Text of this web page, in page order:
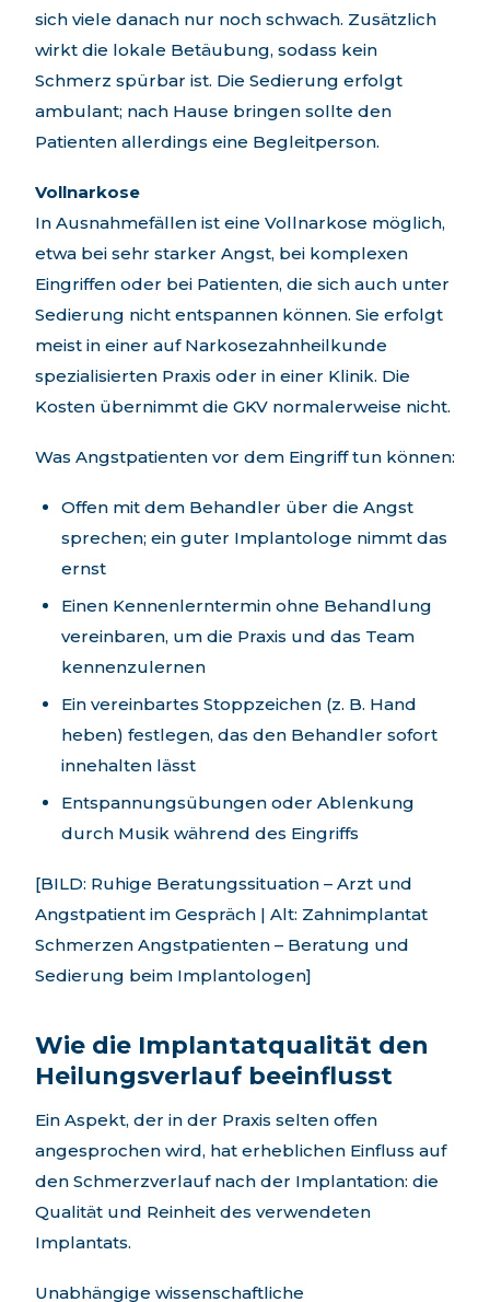
sich viele danach nur noch schwach. Zusätzlich
wirkt die lokale Betäubung, sodass kein
Schmerz spürbar ist. Die Sedierung erfolgt
ambulant; nach Hause bringen sollte den
Patienten allerdings eine Begleitperson.
Vollnarkose
In Ausnahmefällen ist eine Vollnarkose möglich,
etwa bei sehr starker Angst, bei komplexen
Eingriffen oder bei Patienten, die sich auch unter
Sedierung nicht entspannen können. Sie erfolgt
meist in einer auf Narkosezahnheilkunde
spezialisierten Praxis oder in einer Klinik. Die
Kosten übernimmt die GKV normalerweise nicht.
Was Angstpatienten vor dem Eingriff tun können:
Offen mit dem Behandler über die Angst
sprechen; ein guter Implantologe nimmt das
ernst
Einen Kennenlerntermin ohne Behandlung
vereinbaren, um die Praxis und das Team
kennenzulernen
Ein vereinbartes Stoppzeichen (z. B. Hand
heben) festlegen, das den Behandler sofort
innehalten lässt
Entspannungsübungen oder Ablenkung
durch Musik während des Eingriffs
[BILD: Ruhige Beratungssituation – Arzt und
Angstpatient im Gespräch | Alt: Zahnimplantat
Schmerzen Angstpatienten – Beratung und
Sedierung beim Implantologen]
Wie die Implantatqualität den
Heilungsverlauf beeinflusst
Ein Aspekt, der in der Praxis selten offen
angesprochen wird, hat erheblichen Einfluss auf
den Schmerzverlauf nach der Implantation: die
Qualität und Reinheit des verwendeten
Implantats.
Unabhängige wissenschaftliche